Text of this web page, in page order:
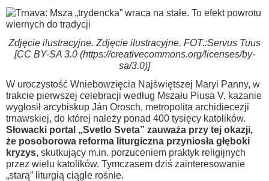
Zdjęcie ilustracyjne. Zdjęcie ilustracyjne. FOT.:Servus Tuus
[CC BY-SA 3.0 (https://creativecommons.org/licenses/by-
sa/3.0)]
W uroczystość Wniebowzięcia Najświętszej Maryi Panny, w
trakcie pierwszej celebracji według Mszału Piusa V, kazanie
wygłosił arcybiskup Ján Orosch, metropolita archidiecezji
trnawskiej, do której należy ponad 400 tysięcy katolików.
Słowacki portal „Svetlo Sveta” zauważa przy tej okazji,
że posoborowa reforma liturgiczna przyniosła głęboki
kryzys, skutkujący m.in. porzuceniem praktyk religijnych
przez wielu katolików. Tymczasem dziś zainteresowanie
„starą” liturgią ciągle rośnie.